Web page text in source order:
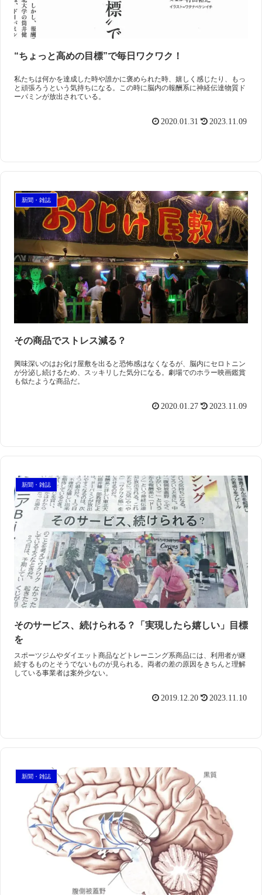
“ちょっと高めの目標”で毎日ワクワク！
私たちは何かを達成した時や誰かに褒められた時、嬉しく感じたり、もっ
と頑張ろうという気持ちになる。この時に脳内の報酬系に神経伝達物質ド
ーパミンが放出されている。
2020.01.31 2023.11.09
新聞・雑誌
その商品でストレス減る？
興味深いのはお化け屋敷を出ると恐怖感はなくなるが、脳内にセロトニン
が分泌し続けるため、スッキリした気分になる。劇場でのホラー映画鑑賞
も似たような商品だ。
2020.01.27 2023.11.09
新聞・雑誌
そのサービス、続けられる？「実現したら嬉しい」目標
を
スポーツジムやダイエット商品などトレーニング系商品には、利用者が継
続するものとそうでないものが見られる。両者の差の原因をきちんと理解
している事業者は案外少ない。
2019.12.20 2023.11.10
新聞・雑誌